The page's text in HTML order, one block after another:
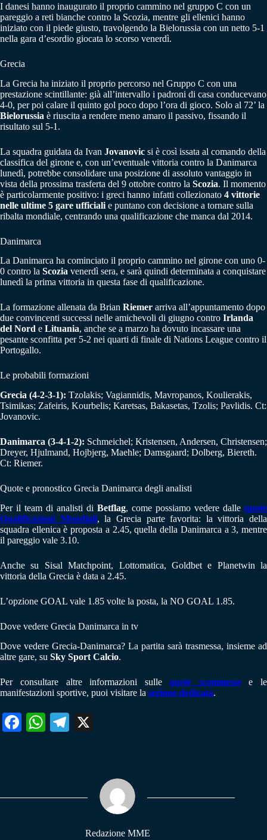
I danesi hanno inaugurato il proprio cammino nel gruppo C con un
pareggio a reti bianche contro la Scozia, mentre gli ellenici hanno
iniziato con il piede giusto, travolgendo la Bielorussia con un netto 5-1
nella gara d’esordio giocata lo scorso venerdì.
Grecia
La Grecia ha iniziato il proprio percorso nel Gruppo C con una
prestazione scintillante: già all’intervallo i padroni di casa conducevano
4-0, per poi calare il quinto gol poco dopo l’ora di gioco. Solo al 72’ la
Bielorussia è riuscita a rendere meno amaro il passivo, fissando il
risultato sul 5-1.
La squadra guidata da Ivan Jovanovic si è così issata al comando della
classifica del girone e, con un’eventuale vittoria contro la Danimarca
lunedì, potrebbe consolidare una posizione di assoluto vantaggio in
vista della prossima trasferta del 9 ottobre contro la Scozia. Il momento
è particolarmente positivo: i greci hanno infatti collezionato 4 vittorie
nelle ultime 5 gare ufficiali e puntano con decisione a tornare sulla
ribalta mondiale, centrando una qualificazione che manca dal 2014.
Danimarca
La Danimarca ha cominciato il proprio cammino nel girone con uno 0-
0 contro la Scozia venerdì sera, e sarà quindi determinata a conquistare
lunedì la prima vittoria in questa fase di qualificazione.
La formazione allenata da Brian Riemer arriva all’appuntamento dopo
due convincenti successi nelle amichevoli di giugno contro Irlanda
del Nord e Lituania, anche se a marzo ha dovuto incassare una
pesante sconfitta per 5-2 nei quarti di finale di Nations League contro il
Portogallo.
Le probabili formazioni
Grecia (4-2-3-1): Tzolakis; Vagiannidis, Mavropanos, Koulierakis,
Tsimikas; Zafeiris, Kourbelis; Karetsas, Bakasetas, Tzolis; Pavlidis. Ct:
Jovanovic.
Danimarca (3-4-1-2): Schmeichel; Kristensen, Andersen, Christensen;
Dreyer, Hjulmand, Hojbjerg, Maehle; Damsgaard; Dolberg, Biereth.
Ct: Riemer.
Quote e pronostico Grecia Danimarca degli analisti
Per il team di analisti di Betflag, come possiamo vedere dalle quote
Qualificazioni Mondiali, la Grecia parte favorita: la vittoria della
squadra ellenica è proposta a 2.45, quella della Danimarca a 3, mentre
il pareggio vale 3.10.
Anche su Sisal Matchpoint, Lottomatica, Goldbet e Planetwin la
vittoria della Grecia è data a 2.45.
L’opzione GOAL vale 1.85 volte la posta, la NO GOAL 1.85.
Dove vedere Grecia Danimarca in tv
Dove vedere Grecia-Danimarca? La partita sarà trasmessa, insieme ad
altre gare, su Sky Sport Calcio.
Per consultare altre informazioni sulle quote scommessee le
manifestazioni sportive, puoi visitare la sezione dedicata.
Fa W
pp
Te
m
Redazione MME